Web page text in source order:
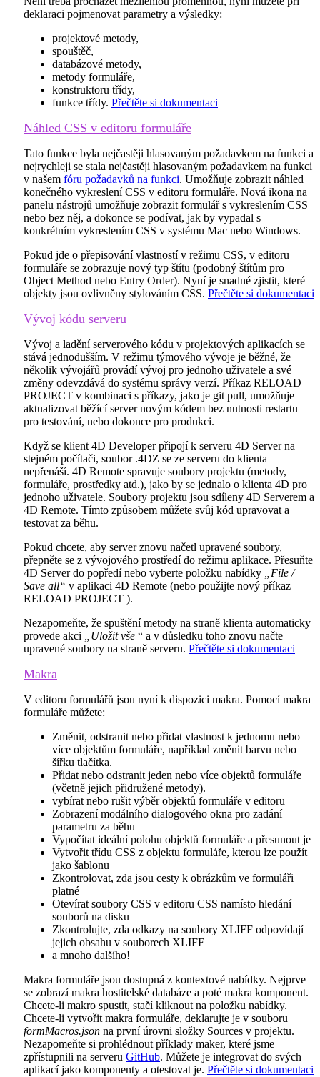
deklaraci pojmenovat parametry a výsledky:
projektové metody,
spouštěč,
databázové metody,
metody formuláře,
konstruktoru třídy,
funkce třídy. Přečtěte si dokumentaci
Náhled CSS v editoru formuláře
Tato funkce byla nejčastěji hlasovaným požadavkem na funkci a
nejrychleji se stala nejčastěji hlasovaným požadavkem na funkci
v našem fóru požadavků na funkci. Umožňuje zobrazit náhled
konečného vykreslení CSS v editoru formuláře. Nová ikona na
panelu nástrojů umožňuje zobrazit formulář s vykreslením CSS
nebo bez něj, a dokonce se podívat, jak by vypadal s
konkrétním vykreslením CSS v systému Mac nebo Windows.
Pokud jde o přepisování vlastností v režimu CSS, v editoru
formuláře se zobrazuje nový typ štítu (podobný štítům pro
Object Method nebo Entry Order). Nyní je snadné zjistit, které
objekty jsou ovlivněny stylováním CSS. Přečtěte si dokumentaci
Vývoj kódu serveru
Vývoj a ladění serverového kódu v projektových aplikacích se
stává jednodušším. V režimu týmového vývoje je běžné, že
několik vývojářů provádí vývoj pro jednoho uživatele a své
změny odevzdává do systému správy verzí. Příkaz RELOAD
PROJECT v kombinaci s příkazy, jako je git pull, umožňuje
aktualizovat běžící server novým kódem bez nutnosti restartu
pro testování, nebo dokonce pro produkci.
Když se klient 4D Developer připojí k serveru 4D Server na
stejném počítači, soubor .4DZ se ze serveru do klienta
nepřenáší. 4D Remote spravuje soubory projektu (metody,
formuláře, prostředky atd.), jako by se jednalo o klienta 4D pro
jednoho uživatele. Soubory projektu jsou sdíleny 4D Serverem a
4D Remote. Tímto způsobem můžete svůj kód upravovat a
testovat za běhu.
Pokud chcete, aby server znovu načetl upravené soubory,
přepněte se z vývojového prostředí do režimu aplikace. Přesuňte
4D Server do popředí nebo vyberte položku nabídky
„File /
Save all“ v aplikaci 4D Remote (nebo použijte nový příkaz
RELOAD PROJECT ).
Nezapomeňte, že spuštění metody na straně klienta automaticky
provede akci
„Uložit vše “ a v důsledku toho znovu načte
upravené soubory na straně serveru. Přečtěte si dokumentaci
Makra
V editoru formulářů jsou nyní k dispozici makra. Pomocí makra
formuláře můžete:
Změnit, odstranit nebo přidat vlastnost k jednomu nebo
více objektům formuláře, například změnit barvu nebo
šířku tlačítka.
Přidat nebo odstranit jeden nebo více objektů formuláře
(včetně jejich přidružené metody).
vybírat nebo rušit výběr objektů formuláře v editoru
Zobrazení modálního dialogového okna pro zadání
parametru za běhu
Vypočítat ideální polohu objektů formuláře a přesunout je
Vytvořit třídu CSS z objektu formuláře, kterou lze použít
jako šablonu
Zkontrolovat, zda jsou cesty k obrázkům ve formuláři
platné
Otevírat soubory CSS v editoru CSS namísto hledání
souborů na disku
Zkontrolujte, zda odkazy na soubory XLIFF odpovídají
jejich obsahu v souborech XLIFF
a mnoho dalšího!
Makra formuláře jsou dostupná z kontextové nabídky. Nejprve
se zobrazí makra hostitelské databáze a poté makra komponent.
Chcete-li makro spustit, stačí kliknout na položku nabídky.
Chcete-li vytvořit makra formuláře, deklarujte je v souboru
formMacros.json na první úrovni složky Sources v projektu.
Nezapomeňte si prohlédnout příklady maker, které jsme
zpřístupnili na serveru GitHub. Můžete je integrovat do svých
aplikací jako komponenty a otestovat je. Přečtěte si dokumentaci